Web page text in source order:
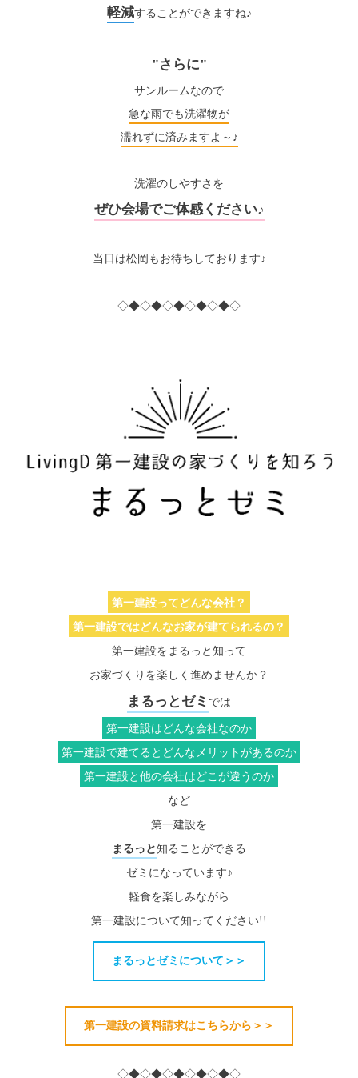
軽減することができますね♪
"さらに"
サンルームなので
急な雨でも洗濯物が
濡れずに済みますよ～♪
洗濯のしやすさを
ぜひ会場でご体感ください♪
当日は松岡もお待ちしております♪
◇◆◇◆◇◆◇◆◇◆◇
第一建設ってどんな会社？
第一建設ではどんなお家が建てられるの？
第一建設をまるっと知って
お家づくりを楽しく進めませんか？
まるっとゼミ では
第一建設はどんな会社なのか
第一建設で建てるとどんなメリットがあるのか
第一建設と他の会社はどこが違うのか
など
第一建設を
まるっと知ることができる
ゼミになっています♪
軽食を楽しみながら
第一建設について知ってください!!
まるっとゼミについて＞＞
第一建設の資料請求はこちらから＞＞
◇◆◇◆◇◆◇◆◇◆◇